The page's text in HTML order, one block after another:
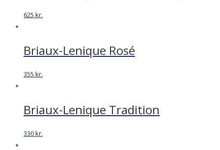
625 kr.
Briaux-Lenique Rosé
355 kr.
Briaux-Lenique Tradition
330kr.